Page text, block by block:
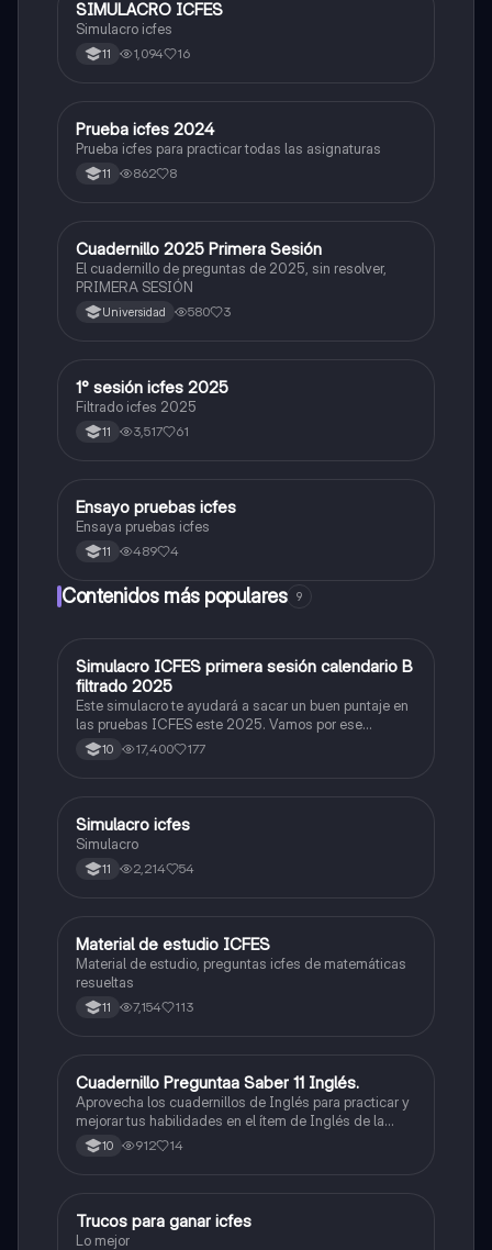
ICFES: Sociales y Ciudadanas
SIMULACRO ICFES
Simulacro icfes
11 1,094 16
ICFES: Lectura Crítica
Prueba icfes 2024
Prueba icfes para practicar todas las asignaturas
11 862 8
ICFES: Lectura Crítica
Cuadernillo 2025 Primera Sesión
El cuadernillo de preguntas de 2025, sin resolver,
PRIMERA SESIÓN
Universidad 580 3
ICFES: Lectura Crítica
1° sesión icfes 2025
Filtrado icfes 2025
11 3,517 61
Matemáticas
Ensayo pruebas icfes
Ensaya pruebas icfes
11 489 4
Contenidos más populares 9
ICFES: Matemáticas
Simulacro ICFES primera sesión calendario B
filtrado 2025
Este simulacro te ayudará a sacar un buen puntaje en
las pruebas ICFES este 2025. Vamos por ese
500/500. Y poder ser admitido en la universidad que
quieras, estudiar la carrera que quieres y no la que te
10 17,400 177
ICFES: Lectura Crítica
Simulacro icfes
Simulacro
11 2,214 54
ICFES: Matemáticas
Material de estudio ICFES
Material de estudio, preguntas icfes de matemáticas
resueltas
11 7,154 113
ICFES: Inglés
Cuadernillo Preguntaa Saber 11 Inglés.
Aprovecha los cuadernillos de Inglés para practicar y
mejorar tus habilidades en el ítem de Inglés de la
Prueba Saber 11. 🫡
10 912 14
Química
Trucos para ganar icfes
Lo mejor